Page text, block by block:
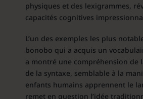
physiques et des lexigrammes,
capacités cognitives
L’un des exemples les plus
bonobo qui a acquis un
a montré une compréhension de
de la syntaxe, semblable à la
enfants humains apprennent le
remet en question l’idée